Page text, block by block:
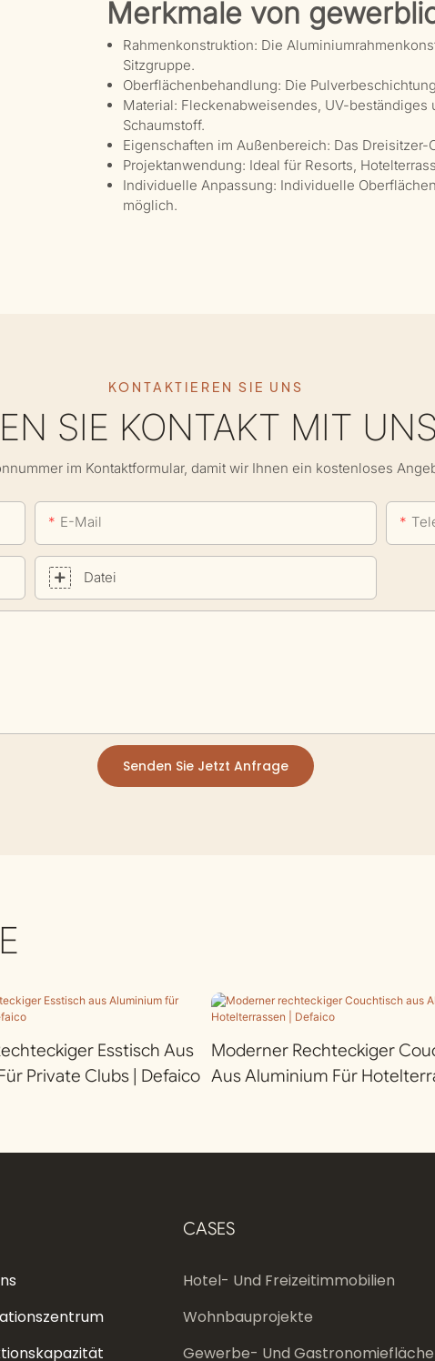
Merkmale von
Rahmenkonstruktion: Die
Sitzgruppe.
Oberflächenbehandlung: Die
Material: Fleckenabweisendes, UV-
Schaumstoff.
Eigenschaften im Außenbereich: Das
Projektanwendung: Ideal für Resorts,
Individuelle Anpassung: Individuelle
möglich.
KONTAKTIEREN SIE UNS
SIE KONTAKT MIT
im Kontaktformular, damit wir Ihnen ein kostenloses
E-Mail
Datei
Senden Sie Jetzt Anfrage
Esstisch Aus
Private Clubs | Defaico
Moderner Rechteckiger
Aus Aluminium Für
CASES
Hotel- Und Freizeitimmobilien
Wohnbauprojekte
Gewerbe- Und